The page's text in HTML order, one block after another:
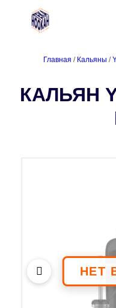
Главная / Кальяны /
КАЛЬЯН